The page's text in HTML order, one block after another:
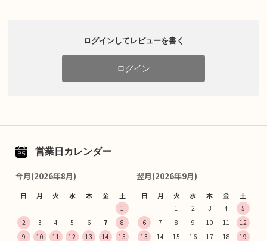
ログインしてレビューを書く
ログイン
営業日カレンダー
今月(2026年8月)
日 月 火 水 木 金 土
1
2
3 4 5 6 7
8
9
10 11 12 13 14
15
翌月(2026年9月)
日 月 火 水 木 金 土
1 2 3 4
5
6
7 8 9 10 11
12
13
14 15 16 17 18
19